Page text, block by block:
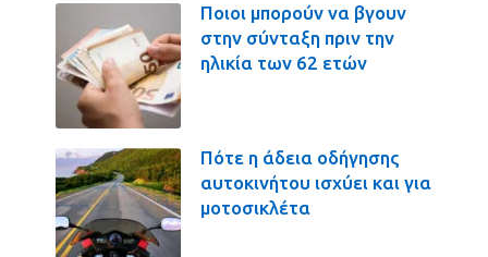
Ποιοι μπορούν να βγουν
στην σύνταξη πριν την
ηλικία των 62 ετών
Πότε η άδεια οδήγησης
αυτοκινήτου ισχύει και για
μοτοσικλέτα